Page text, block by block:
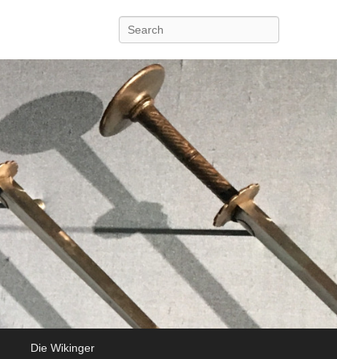
Search
Die Wikinger